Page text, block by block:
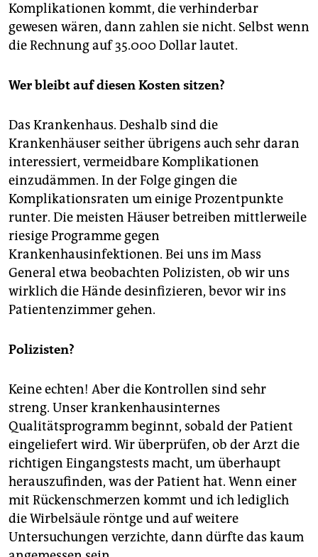
Komplikationen kommt, die verhinderbar
gewesen wären, dann zahlen sie nicht. Selbst wenn
die Rechnung auf 35.000 Dollar lautet.
Wer bleibt auf diesen Kosten sitzen?
Das Krankenhaus. Deshalb sind die
Krankenhäuser seither übrigens auch sehr daran
interessiert, vermeidbare Komplikationen
einzudämmen. In der Folge gingen die
Komplikationsraten um einige Prozentpunkte
runter. Die meisten Häuser betreiben mittlerweile
riesige Programme gegen
Krankenhausinfektionen. Bei uns im Mass
General etwa beobachten Polizisten, ob wir uns
wirklich die Hände desinfizieren, bevor wir ins
Patientenzimmer gehen.
Polizisten?
Keine echten! Aber die Kontrollen sind sehr
streng. Unser krankenhausinternes
Qualitätsprogramm beginnt, sobald der Patient
eingeliefert wird. Wir überprüfen, ob der Arzt die
richtigen Eingangstests macht, um überhaupt
herauszufinden, was der Patient hat. Wenn einer
mit Rückenschmerzen kommt und ich lediglich
die Wirbelsäule röntge und auf weitere
Untersuchungen verzichte, dann dürfte das kaum